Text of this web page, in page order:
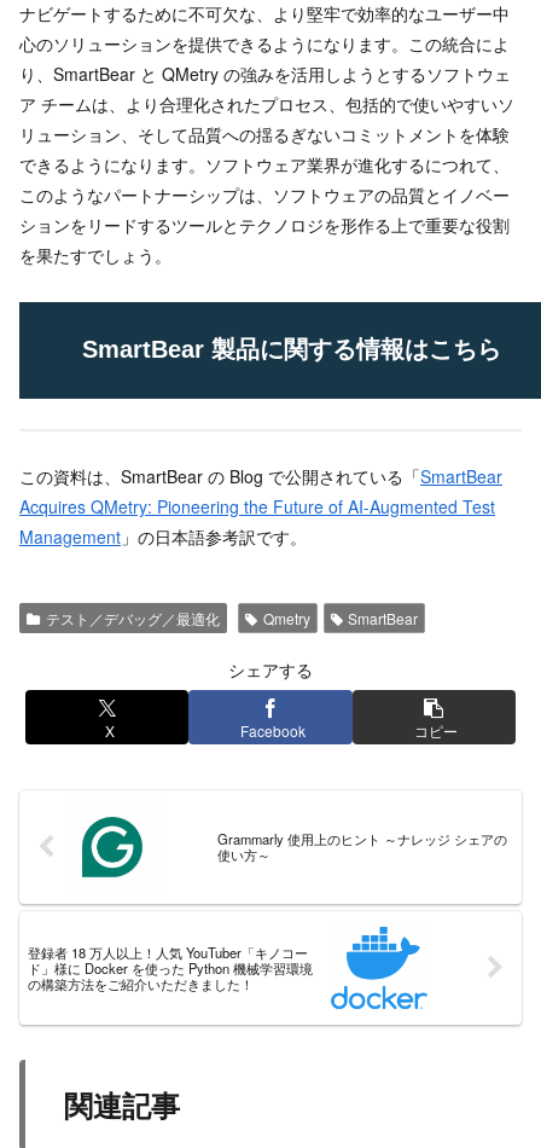
ナビゲートするために不可欠な、より堅牢で効率的なユーザー中
心のソリューションを提供できるようになります。この統合によ
り、SmartBear と QMetry の強みを活用しようとするソフトウェ
ア チームは、より合理化されたプロセス、包括的で使いやすいソ
リューション、そして品質への揺るぎないコミットメントを体験
できるようになります。ソフトウェア業界が進化するにつれて、
このようなパートナーシップは、ソフトウェアの品質とイノベー
ションをリードするツールとテクノロジを形作る上で重要な役割
を果たすでしょう。
SmartBear 製品に関する情報はこちら
この資料は、SmartBear の Blog で公開されている「SmartBear
Acquires QMetry: Pioneering the Future of AI-Augmented Test
Management 」の日本語参考訳です。
テスト／デバッグ／最適化 Qmetry SmartBear
シェアする
X Facebook コピー
Grammarly 使用上のヒント ～ナレッジ シェアの
使い方～
登録者 18 万人以上！人気 YouTuber「キノコー
ド」様に Docker を使った Python 機械学習環境
の構築方法をご紹介いただきました！
関連記事